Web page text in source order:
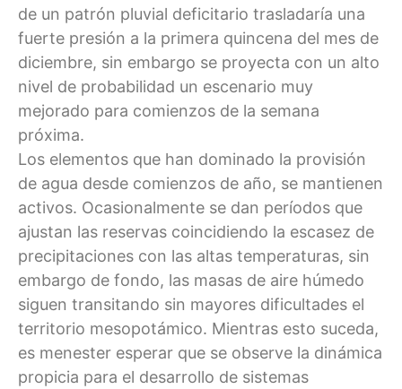
de un patrón pluvial deficitario trasladaría una
fuerte presión a la primera quincena del mes de
diciembre, sin embargo se proyecta con un alto
nivel de probabilidad un escenario muy
mejorado para comienzos de la semana
próxima.
Los elementos que han dominado la provisión
de agua desde comienzos de año, se mantienen
activos. Ocasionalmente se dan períodos que
ajustan las reservas coincidiendo la escasez de
precipitaciones con las altas temperaturas, sin
embargo de fondo, las masas de aire húmedo
siguen transitando sin mayores dificultades el
territorio mesopotámico. Mientras esto suceda,
es menester esperar que se observe la dinámica
propicia para el desarrollo de sistemas